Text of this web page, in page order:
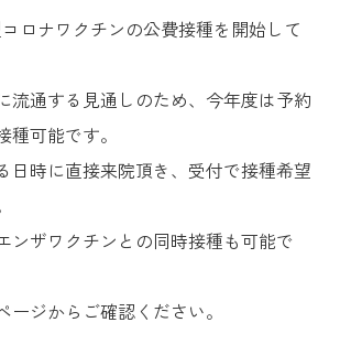
ロナワクチンの公費接種を開始して
流通する見通しのため、今年度は予約
可能です。
日時に直接来院頂き、受付で接種希望
ンザワクチンとの同時接種も可能で
ージからご確認ください。